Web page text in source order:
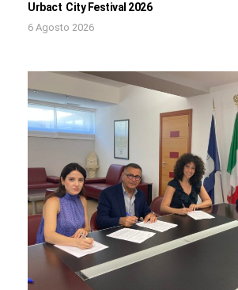
Urbact City Festival 2026
6 Agosto 2026